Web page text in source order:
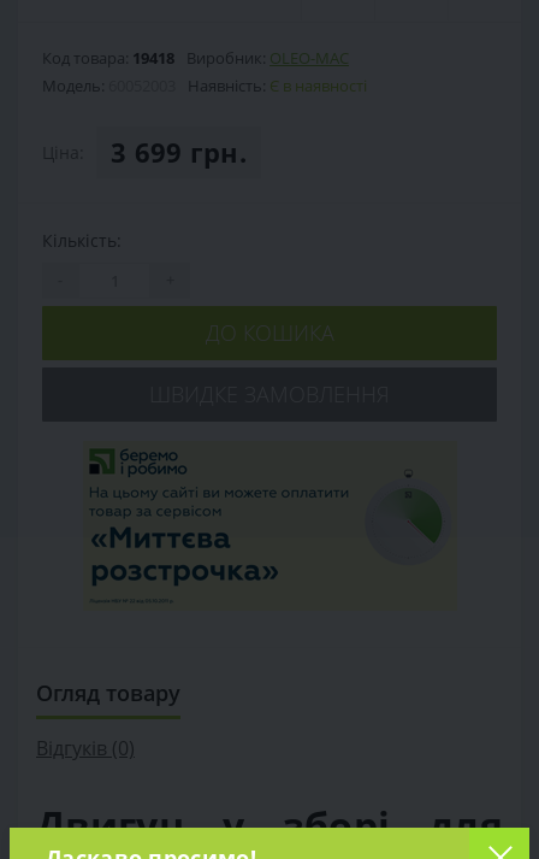
Код товара: 19418 Виробник: OLEO-MAC
Модель:
Наявність: Є в наявності
3 699 грн.
Кількість:
ДО КОШИКА
Огляд товару
Відгуків (0)
Двигун у зборі для